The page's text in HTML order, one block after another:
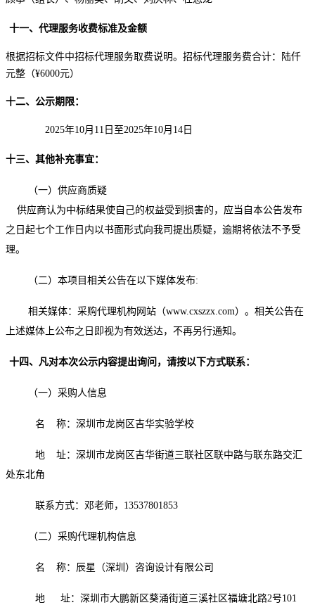
十一、代理服务收费标准及金额
根据招标文件中招标代理服务取费说明。招标代理服务费合计：
陆仟
元整 （¥6000元）
十二、公示期限：
2025年10月 11 日 至2025年10月 14 日
十三、其他补充事宜：
（一）供应商质疑
供应商认为中标结果使自己的权益受到损害的，应当自本公告发布
之日起七个工作日内以书面形式向我司提出质疑，逾期将依法不予受
理。
（二）本项目相关公告在以下媒体发布:
相关媒体：采购代理机构网站（www.cxszzx.com）。相关公告在
上述媒体上公布之日即视为有效送达，不再另行通知。
十四、凡对本次公示内容提出询问，请按以下方式联系：
（一）采购人信息
名 称：深圳市龙岗区吉华实验学校
地
址：深圳市龙岗区吉华街道三联社区联中路与联东路交汇
处东北角
联系方式：邓老师， 13537801853
（二）采购代理机构信息
名 称：辰星（深圳）咨询设计有限公司
地 址：深圳市大鹏新区葵涌街道三溪社区福塘北路2号101